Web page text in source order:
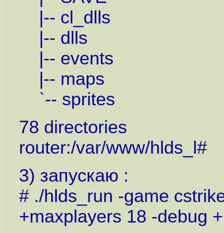
|-- cl_dlls
|-- dlls
|-- events
|-- maps
`-- sprites
78 directories
router:/var/www/hlds_l#
3) запускаю :
# ./hlds_run -game
+maxplayers 18 -debug